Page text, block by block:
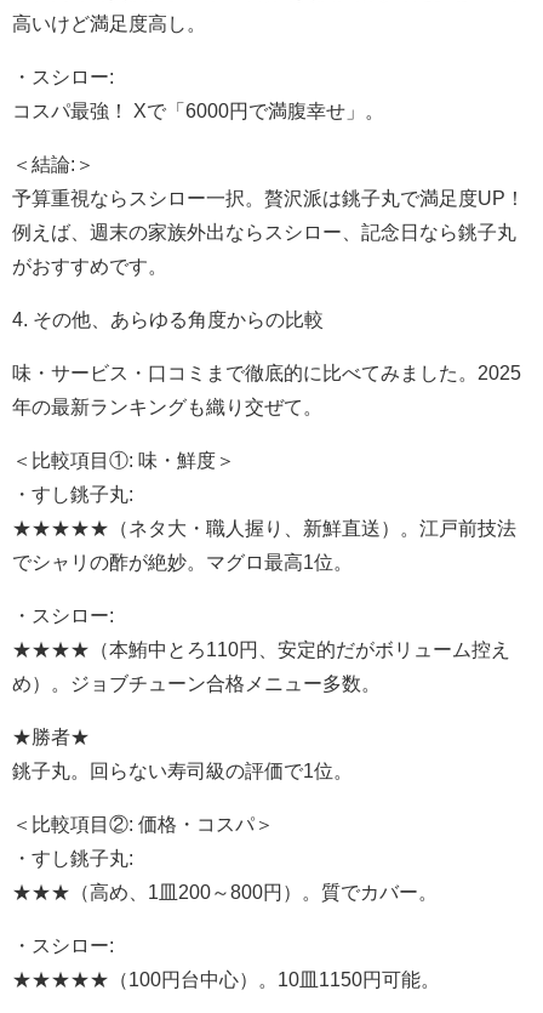
高いけど満足度高し。
・スシロー:
コスパ最強！ Xで「6000円で満腹幸せ」。
＜結論:＞
予算重視ならスシロー一択。贅沢派は銚子丸で満足度UP！
例えば、週末の家族外出ならスシロー、記念日なら銚子丸
がおすすめです。
4. その他、あらゆる角度からの比較
味・サービス・口コミまで徹底的に比べてみました。2025
年の最新ランキングも織り交ぜて。
＜比較項目①: 味・鮮度＞
・すし銚子丸:
★★★★★（ネタ大・職人握り、新鮮直送）。江戸前技法
でシャリの酢が絶妙。マグロ最高1位。
・スシロー:
★★★★（本鮪中とろ110円、安定的だがボリューム控え
め）。ジョブチューン合格メニュー多数。
★勝者★
銚子丸。回らない寿司級の評価で1位。
＜比較項目②: 価格・コスパ＞
・すし銚子丸:
★★★（高め、1皿200～800円）。質でカバー。
・スシロー:
★★★★★（100円台中心）。10皿1150円可能。